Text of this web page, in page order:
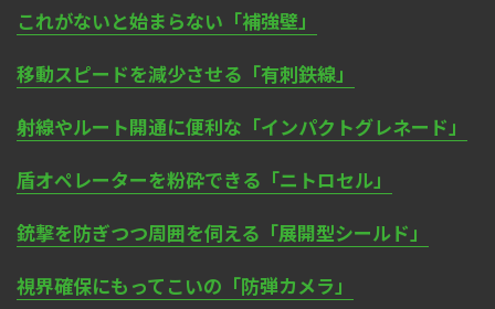
これがないと始まらない「補強壁」
移動スピードを減少させる「有刺鉄線」
射線やルート開通に便利な「インパクトグレネード」
盾オペレーターを粉砕できる「ニトロセル」
銃撃を防ぎつつ周囲を伺える「展開型シールド」
視界確保にもってこいの「防弾カメラ」